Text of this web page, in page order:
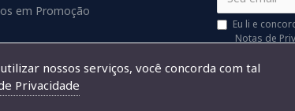
em Promoção
Eu li e
Notas de
nossos serviços, você concorda com tal
Privacidade